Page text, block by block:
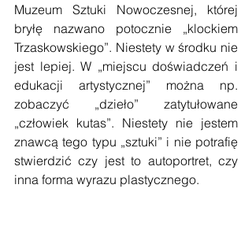
Muzeum Sztuki Nowoczesnej, której
bryłę nazwano potocznie „klockiem
Trzaskowskiego”. Niestety w środku nie
jest lepiej. W „miejscu doświadczeń i
edukacji artystycznej” można np.
zobaczyć „dzieło” zatytułowane
„człowiek kutas”. Niestety nie jestem
znawcą tego typu „sztuki” i nie potrafię
stwierdzić czy jest to autoportret, czy
inna forma wyrazu plastycznego.